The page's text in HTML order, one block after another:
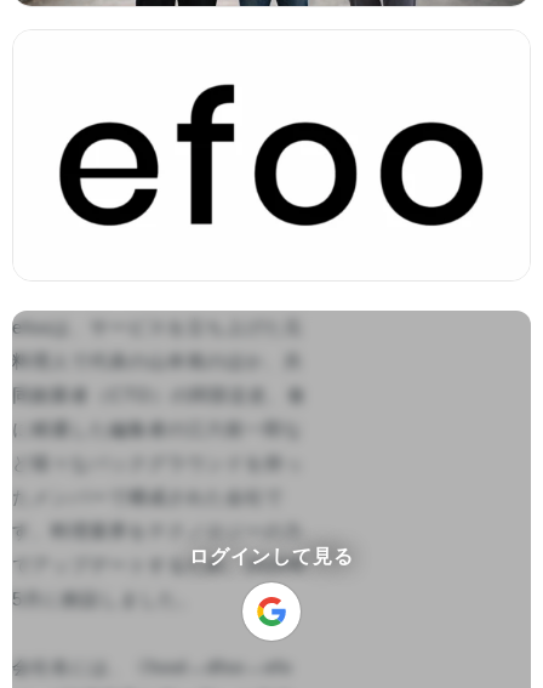
efooは、サービスを立ち上げた元
料理人で代表の山本篤のほか、共
に精通した編集者の江六前一郎な
ど様々なバックグラウンドを持っ
たメンバーで構成された会社で
す。料理業界をテクノロジーの力
でアップデートするため、2020年
5月に創設しました。
会社名には、《food→dfoo→efo
ログインして見る